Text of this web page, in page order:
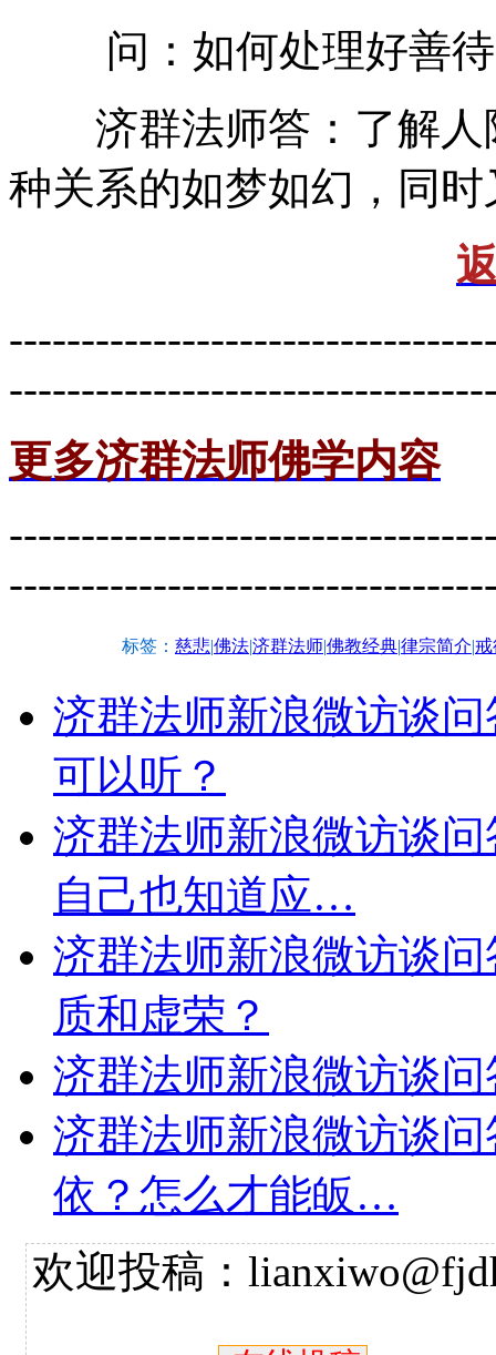
问：如何处理好善待
济群法师答：了解人
种关系的如梦如幻，同
更多济群法师佛学内容
标签： 慈悲|佛法|济群法师|佛教经典|律宗简介|戒
济群法师新浪微访谈
可以听？
济群法师新浪微访谈
自己也知道应…
济群法师新浪微访谈
质和虚荣？
济群法师新浪微访谈
济群法师新浪微访谈
依？怎么才能皈…
欢迎投稿：